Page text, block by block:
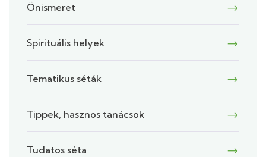
Önismeret
Spirituális helyek
Tematikus séták
Tippek, hasznos tanácsok
Tudatos séta